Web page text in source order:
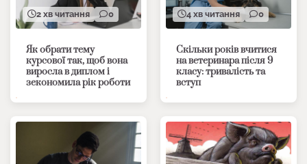
2 хв читання 0
Як обрати тему
курсової так, щоб вона
виросла в диплом і
зекономила рік роботи
4 хв читання 0
Скільки років вчитися
на ветеринара після 9
класу: тривалість та
вступ